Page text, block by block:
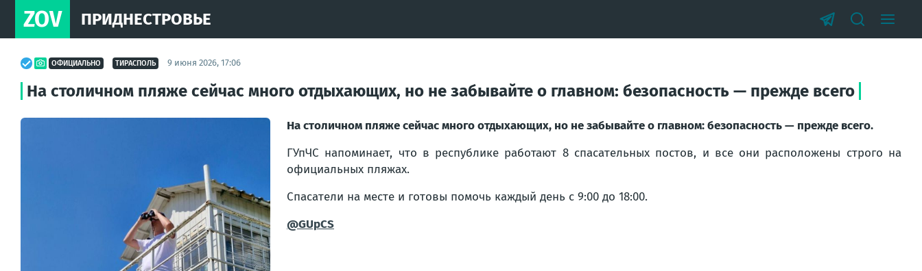
ZOV ПРИДНЕСТРОВЬЕ
ОФИЦИАЛЬНО ТИРАСПОЛЬ 9 июня 2026, 17:06
На столичном пляже сейчас много отдыхающих, но не забывайте о главном: безопасность — прежде всего
На столичном пляже сейчас много отдыхающих, но не забывайте о главном:безопасность — прежде всего.
ГУпЧС напоминает, что в республике работают 8 спасательных постов, и все они расположены строго на
официальных пляжах.
Спасатели на месте и готовы помочь каждый день с 9:00 до 18:00.
@GUpCS